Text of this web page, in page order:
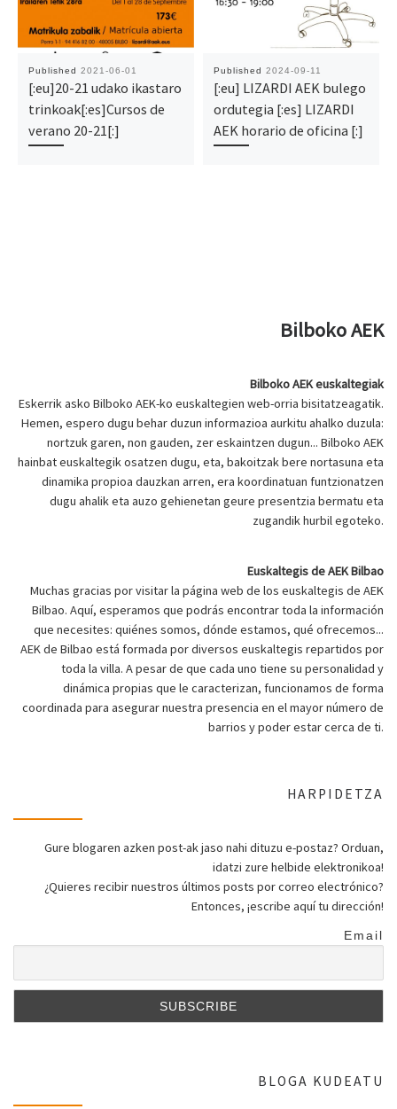
Published 2021-06-01
[:eu]20-21 udako ikastaro
trinkoak[:es]Cursos de
verano 20-21[:]
Published 2024-09-11
[:eu] LIZARDI AEK bulego
ordutegia [:es] LIZARDI
AEK horario de oficina [:]
Bilboko AEK
Bilboko AEK euskaltegiak
Eskerrik asko Bilboko AEK-ko euskaltegien web-orria bisitatzeagatik.
Hemen, espero dugu behar duzun informazioa aurkitu ahalko duzula:
nortzuk garen, non gauden, zer eskaintzen dugun... Bilboko AEK
hainbat euskaltegik osatzen dugu, eta, bakoitzak bere nortasuna eta
dinamika propioa dauzkan arren, era koordinatuan funtzionatzen
dugu ahalik eta auzo gehienetan geure presentzia bermatu eta
zugandik hurbil egoteko.
Euskaltegis de AEK Bilbao
Muchas gracias por visitar la página web de los euskaltegis de AEK
Bilbao. Aquí, esperamos que podrás encontrar toda la información
que necesites: quiénes somos, dónde estamos, qué ofrecemos...
AEK de Bilbao está formada por diversos euskaltegis repartidos por
toda la villa. A pesar de que cada uno tiene su personalidad y
dinámica propias que le caracterizan, funcionamos de forma
coordinada para asegurar nuestra presencia en el mayor número de
barrios y poder estar cerca de ti.
HARPIDETZA
Gure blogaren azken post-ak jaso nahi dituzu e-postaz? Orduan,
idatzi zure helbide elektronikoa!
¿Quieres recibir nuestros últimos posts por correo electrónico?
Entonces, ¡escribe aquí tu dirección!
Email
BLOGA KUDEATU